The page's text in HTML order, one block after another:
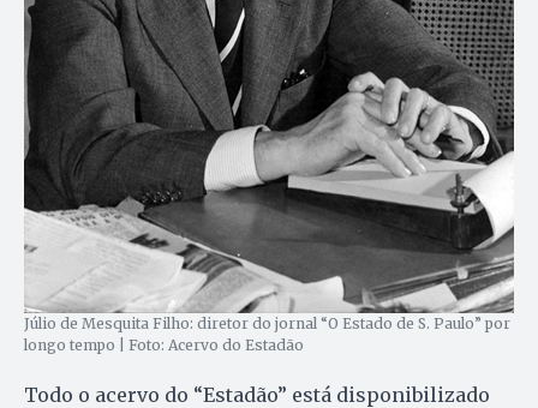
Júlio de Mesquita Filho: diretor do jornal “O Estado de S. Paulo” por
longo tempo | Foto: Acervo do Estadão
Todo o acervo do “Estadão” está disponibilizado